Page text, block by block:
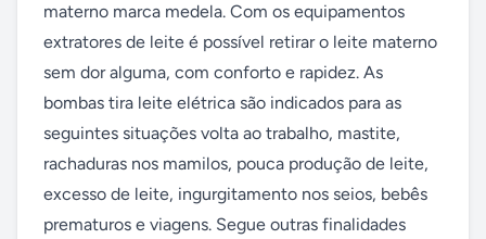
materno marca medela. Com os equipamentos
extratores de leite é possível retirar o leite materno
sem dor alguma, com conforto e rapidez. As
bombas tira leite elétrica são indicados para as
seguintes situações volta ao trabalho, mastite,
rachaduras nos mamilos, pouca produção de leite,
excesso de leite, ingurgitamento nos seios, bebês
prematuros e viagens. Segue outras finalidades